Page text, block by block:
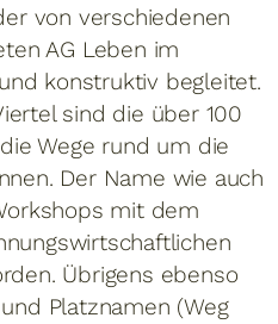
von verschiedenen
AG Leben im
konstruktiv begleitet.
sind die über 100
Wege rund um die
Der Name wie auch
mit dem
Übrigens ebenso
Platznamen (Weg